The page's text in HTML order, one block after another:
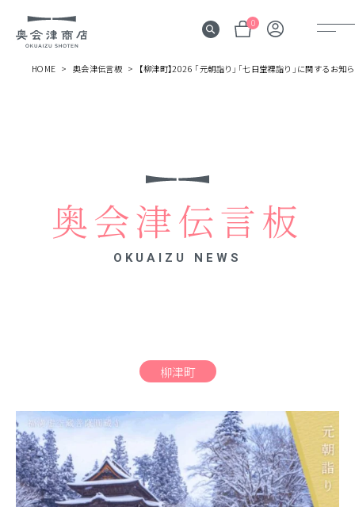
0
見所
よむ
検索
ABOUT
相談窓口
アクセス
HOME 奥会津伝言板 【柳津町】2026 「元朝詣り」「七日堂裸詣り」に関するお知
奥会津伝言板
OKUAIZU NEWS
柳津町